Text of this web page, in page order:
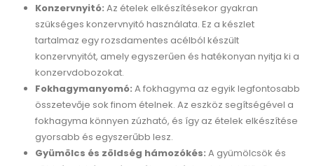
Konzervnyitó: Az ételek elkészítésekor gyakran
szükséges konzervnyitó használata. Ez a készlet
tartalmaz egy rozsdamentes acélból készült
konzervnyitót, amely egyszerűen és hatékonyan nyitja ki a
konzervdobozokat.
Fokhagymanyomó: A fokhagyma az egyik legfontosabb
összetevője sok finom ételnek. Az eszköz segítségével a
fokhagyma könnyen zúzható, és így az ételek elkészítése
gyorsabb és egyszerűbb lesz.
Gyümölcs és zöldség hámozókés: A gyümölcsök és